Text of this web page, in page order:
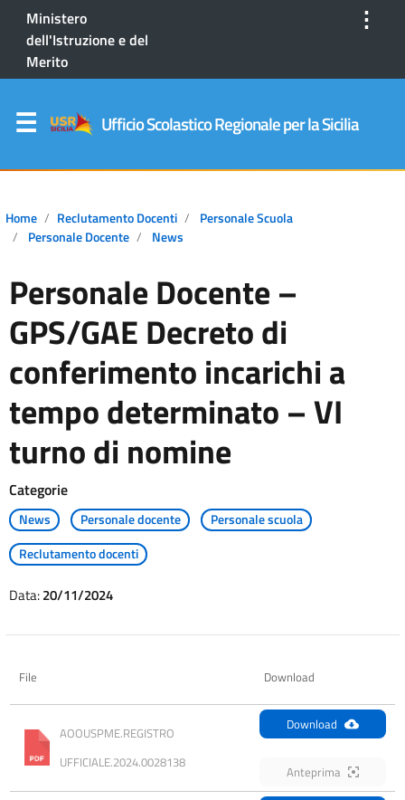
Ministero
dell'Istruzione e del
Merito
⋮
Ufficio Scolastico Regionale per la Sicilia
Home Reclutamento Docenti
Personale Scuola
Personale Docente
News
Personale Docente –
GPS/GAE Decreto di
conferimento incarichi a
tempo determinato – VI
turno di nomine
Categorie
News Personale docente
Personale scuola
Reclutamento docenti
Data:20/11/2024
File Download
AOOUSPME.REGISTRO
UFFICIALE.2024.0028138
Download
Anteprima